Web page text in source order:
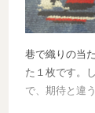
巷で織りの当
た１枚です。
で、期待と違